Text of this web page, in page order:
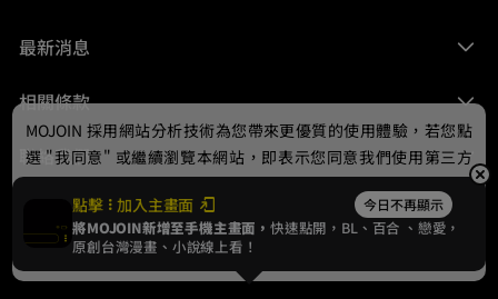
最新消息
相關條款
聯絡我們
© 2024 gamania Digital Entertainment Co., Ltd.
點擊 加入主畫面 今日不再顯示
將MOJOIN新增至手機主畫面，快速點開，BL、 百合 、戀愛，
原創台灣漫畫、小說線上看！
MOJOIN 採用網站分析技術為您帶來更優質的使用體驗，若您點
選 "我同意" 或繼續瀏覽本網站，即表示您同意我們使用第三方
Cookie，欲瞭解更多資訊請見隱私權政策。
我同意